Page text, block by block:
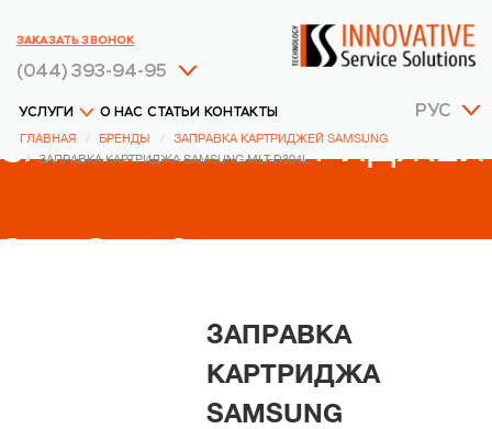
РУС
УСЛУГИ О НАС СТАТЬИ КОНТАКТЫ
(044) 393-94-95
ЗАКАЗАТЬ ЗВОНОК
ГЛАВНАЯ БРЕНДЫ
ЗАПРАВКА КАРТРИДЖЕЙ SAMSUNG
ЗАПРАВКА КАРТРИДЖА SAMSUNG MLT-D304L
ЗАПРАВКА КАРТРИДЖЕЙ
SAMSUNG
ЗАПРАВКА
КАРТРИДЖА
SAMSUNG